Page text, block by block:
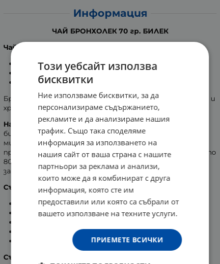
Информация
ЧАЙ БРОНХОЛЕК 70 гр. БИЛЕК
Чай Бронхолек се препоръчва при:
простуда;
упорита кашлица;
заболявания на горните дихателни пътища.
Бронхолек благоприятства организма при спастични и
хронични бронхити, при бронхиална астма.
Начин на употреба:Сипете 2 чаени лъжички от
билковата смес в 450 мл вряща вода. Трябва да ври 3
минути, след което оставете за 30 минути да
престои на стайна температура. Отварата се пие по
80 мл през деня. При съхранение в хладилник, без да
замръзва, трайността на отварата е 12 часа.
Състав:
29% Мащерка (Sperilli herba);
29% Слез (Malvae silvestris folium);
14% Мента (Menthae piperitae folium);
14% Сладко коренче (Liquiritiae mundatae radix).
Съхранение:
Този уебсайт използва
бисквитки
Ние използваме бисквитки, за да
персонализираме съдържанието,
рекламите и да анализираме нашия
трафик. Също така споделяме
информация за използването на
нашия сайт от ваша страна с нашите
партньори за реклама и анализи,
които може да я комбинират с друга
информация, която сте им
предоставили или която са събрали от
вашето използване на техните услуги.
ПРИЕМЕТЕ ВСИЧКИ